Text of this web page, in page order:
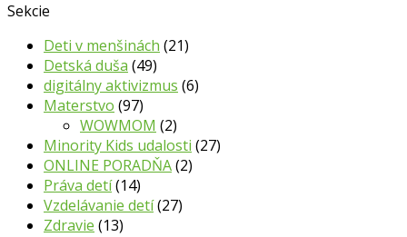
Sekcie
Deti v menšinách (21)
Detská duša (49)
digitálny aktivizmus (6)
Materstvo (97)
WOWMOM (2)
Minority Kids udalosti (27)
ONLINE PORADŇA(2)
Práva detí(14)
Vzdelávanie detí(27)
Zdravie (13)